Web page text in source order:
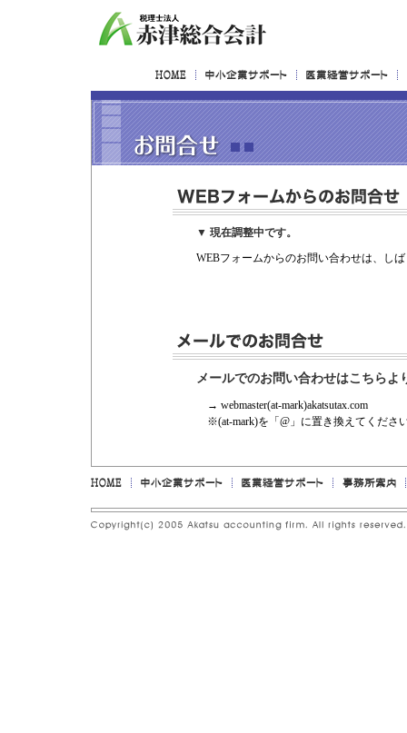
▼ 現在調整中です。
WEBフォームからのお問い合わせは、し
メールでのお問い合わせはこちらよ
→ webmaster(at-mark)akatsutax.com
※(at-mark)を「@」に置き換えてくださ